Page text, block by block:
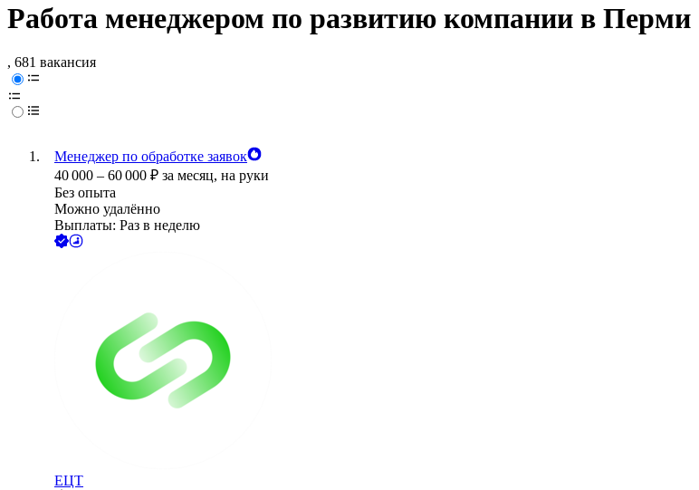
Работа менеджером по развитию компании в Перми
, 681 вакансия
Менеджер по обработке заявок
40 000 – 60 000 ₽ за месяц, на руки
Без опыта
Можно удалённо
Выплаты: Раз в неделю
ЕЦТ